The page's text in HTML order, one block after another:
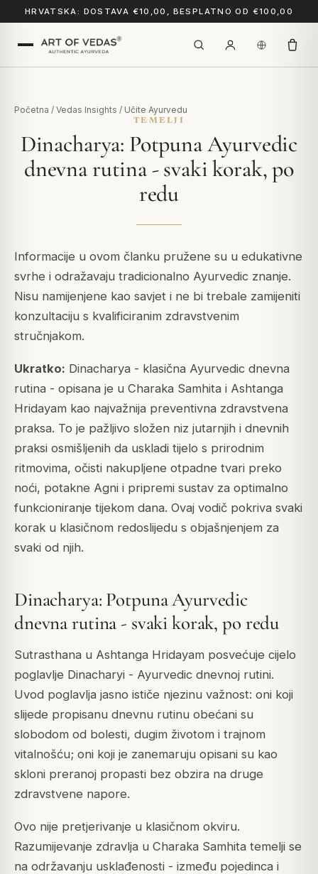
HRVATSKA: DOSTAVA €10,00, BESPLATNO OD €100,00
Početna / Vedas Insights / Učite Ayurvedu
TEMELJI
Dinacharya: Potpuna Ayurvedic
dnevna rutina - svaki korak, po
redu
Informacije u ovom članku pružene su u edukativne
svrhe i odražavaju tradicionalno Ayurvedic znanje.
Nisu namijenjene kao savjet i ne bi trebale zamijeniti
konzultaciju s kvalificiranim zdravstvenim
stručnjakom.
Ukratko: Dinacharya - klasična Ayurvedic dnevna
rutina - opisana je u Charaka Samhita i Ashtanga
Hridayam kao najvažnija preventivna zdravstvena
praksa. To je pažljivo složen niz jutarnjih i dnevnih
praksi osmišljenih da uskladi tijelo s prirodnim
ritmovima, očisti nakupljene otpadne tvari preko
noći, potakne Agni i pripremi sustav za optimalno
funkcioniranje tijekom dana. Ovaj vodič pokriva svaki
korak u klasičnom redoslijedu s objašnjenjem za
svaki od njih.
Dinacharya: Potpuna Ayurvedic
dnevna rutina - svaki korak, po redu
Sutrasthana u Ashtanga Hridayam posvećuje cijelo
poglavlje Dinacharyi - Ayurvedic dnevnoj rutini.
Uvod poglavlja jasno ističe njezinu važnost: oni koji
slijede propisanu dnevnu rutinu obećani su
slobodom od bolesti, dugim životom i trajnom
vitalnošću; oni koji je zanemaruju opisani su kao
skloni preranoj propasti bez obzira na druge
zdravstvene napore.
Ovo nije pretjerivanje u klasičnom okviru.
Razumijevanje zdravlja u Charaka Samhita temelji se
na održavanju usklađenosti - između pojedinca i